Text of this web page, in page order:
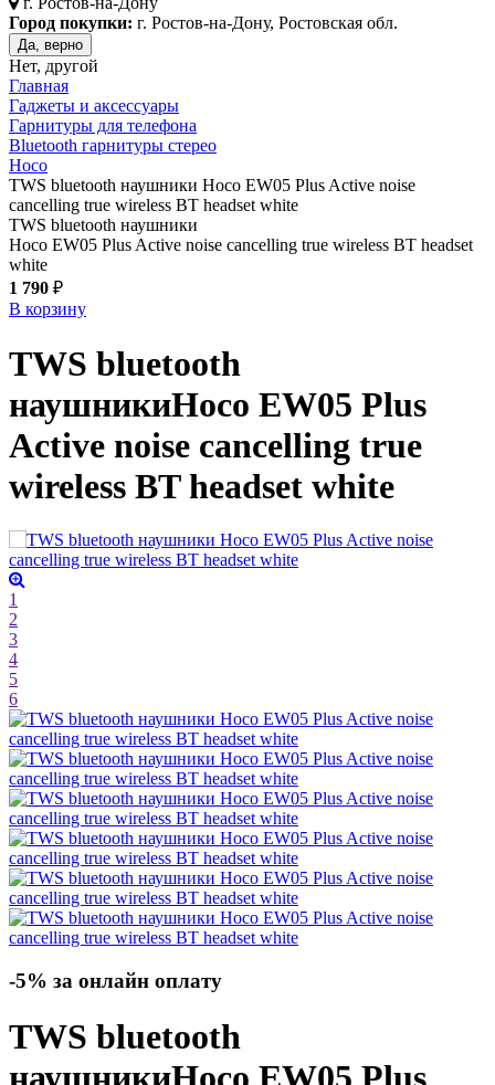
Город покупки: г. Ростов-на-Дону, Ростовская обл.
Да, верно
Нет, другой
Главная
Гаджеты и аксессуары
Гарнитуры для телефона
Bluetooth гарнитуры стерео
Hoco
TWS bluetooth наушники Hoco EW05 Plus Active noise
cancelling true wireless BT headset white
TWS bluetooth наушники
Hoco EW05 Plus Active noise cancelling true wireless BT headset
white
1 790 ₽
В корзину
TWS bluetooth
наушникиHoco EW05 Plus
Active noise cancelling true
wireless BT headset white
1
2
3
4
5
6
-5% за онлайн оплату
TWS bluetooth